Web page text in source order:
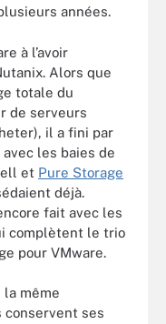
années.
à l’avoir
Alors que
totale du
de serveurs
il a fini par
les baies de
et Pure Storage
déjà.
fait avec les
complètent le trio
pour VMware.
même
ses